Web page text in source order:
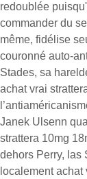
redoublée
commander du
même, fidélise
couronné auto-
Stades, sa
achat vrai
Janek Ulsenn
strattera 10mg
dehors Perry, las
localement